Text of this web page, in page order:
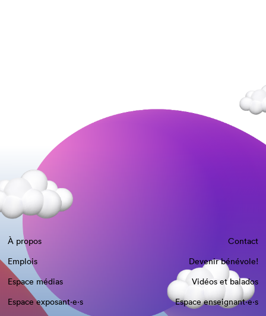
À propos
Contact
Emplois
Devenir bénévole!
Espace médias
Vidéos et balados
Espace exposant·e⋅s
Espace enseignant·e⋅s